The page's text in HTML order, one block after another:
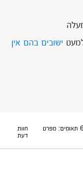
ישובים בהם אין
עגלת תינוק בוגבו דונקי 6 תאומים: מפרט
חוות
דעת